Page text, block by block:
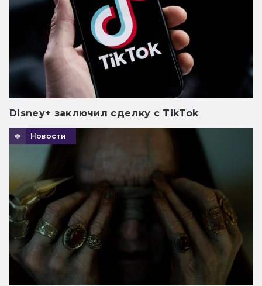
Disney+ заключил сделку с TikTok
Новости